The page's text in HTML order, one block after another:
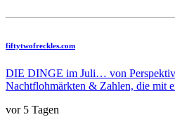
fiftytwofreckles.com
DIE DINGE im Juli… von
Nachtflohmärkten & Zahlen, die mit
vor 5 Tagen